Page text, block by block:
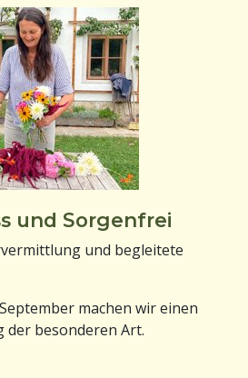
und Sorgenfrei
und begleitete
machen wir einen
der besonderen Art.